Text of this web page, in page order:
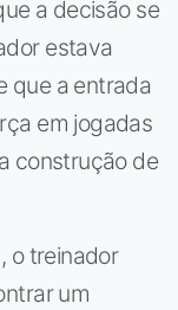
a decisão se
estava
que a entrada
em jogadas
construção de
o treinador
um